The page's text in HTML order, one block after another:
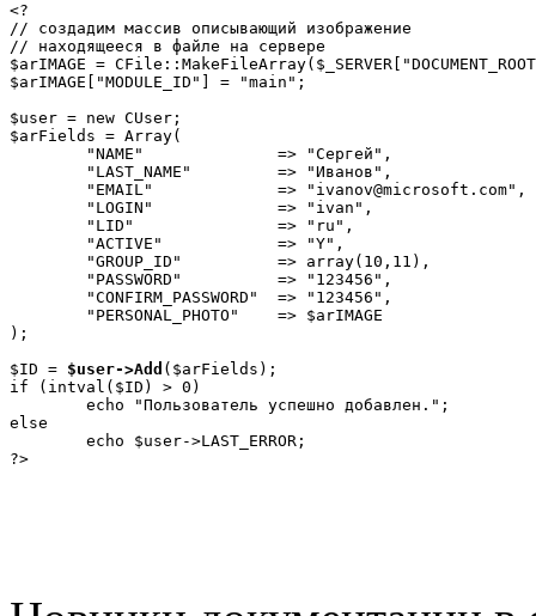
<?
// создадим массив описывающий изображение
// находящееся в файле на сервере
$arIMAGE =
$arIMAGE["MODULE_ID"] = "main";
$user = new CUser;
$arFields = Array(
);
$ID = $user->Add ($arFields);
if (intval($ID) > 0)
else
?>